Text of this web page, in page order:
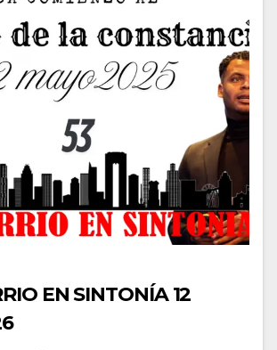
EN SINTONÍA 12